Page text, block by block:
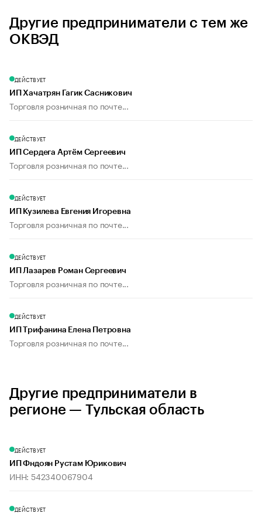
Другие предприниматели с тем же
ОКВЭД
ДЕЙСТВУЕТ
ИП Хачатрян Гагик Сасникович
Торговля розничная по почте...
ДЕЙСТВУЕТ
ИП Сердега Артём Сергеевич
Торговля розничная по почте...
ДЕЙСТВУЕТ
ИП Кузилева Евгения Игоревна
Торговля розничная по почте...
ДЕЙСТВУЕТ
ИП Лазарев Роман Сергеевич
Торговля розничная по почте...
ДЕЙСТВУЕТ
ИП Трифанина Елена Петровна
Торговля розничная по почте...
Другие предприниматели в
регионе — Тульская область
ДЕЙСТВУЕТ
ИП Фндоян Рустам Юрикович
ИНН: 542340067904
ДЕЙСТВУЕТ